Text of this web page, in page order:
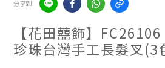
分享到
【花田囍飾】
珍珠台灣手工長髮叉(3